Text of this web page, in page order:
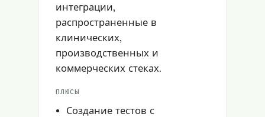
интеграции,
распространенные в
клинических,
производственных и
коммерческих стеках.
ПЛЮСЫ
Создание тестов с